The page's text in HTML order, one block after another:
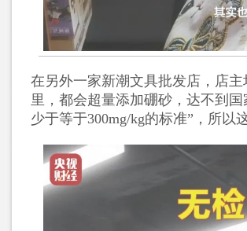
在另外一家新潮文具批发店，店
里，都会超量添加硼砂，达不到
少于等于300mg/kg的标准”，所